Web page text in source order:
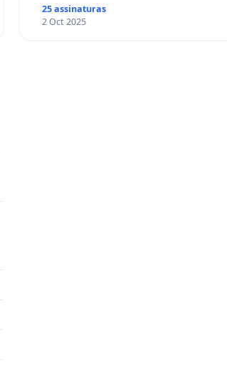
25 assinaturas
2 Oct 2025